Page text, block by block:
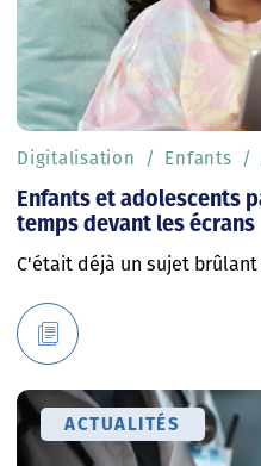
Enfants et adolescents
temps devant les écrans
C'était déjà un sujet
Digitalisation Enfants
ACTUALITÉS